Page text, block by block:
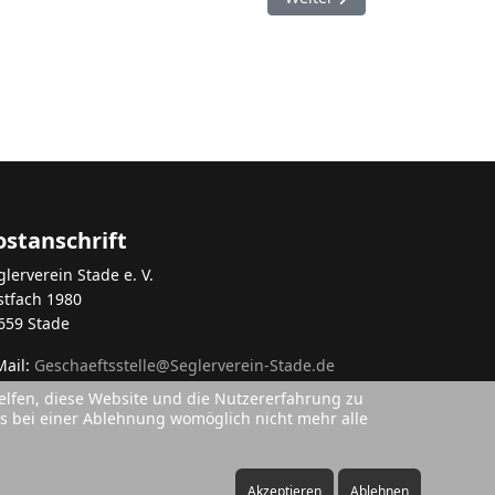
Stade e. V.
1980
Stade
Geschaeftsstelle@Seglerverein-Stade.de
diese Website und die Nutzererfahrung zu
bei einer Ablehnung womöglich nicht mehr alle
Akzeptieren Ablehnen